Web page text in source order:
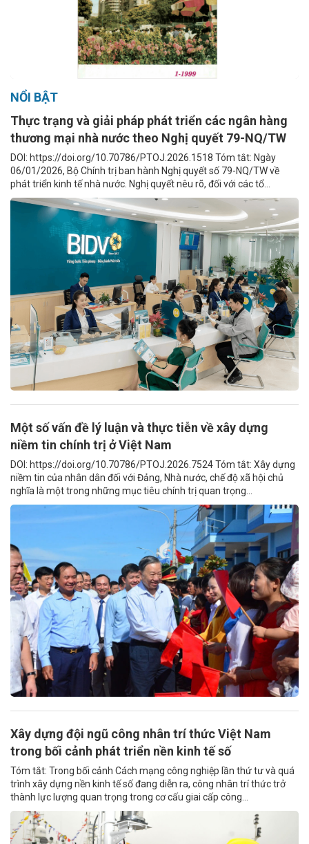
NỔI BẬT
Thực trạng và giải pháp phát triển các ngân hàng
thương mại nhà nước theo Nghị quyết 79-NQ/TW
DOI: https://doi.org/10.70786/PTOJ.2026.1518 Tóm tắt: Ngày
06/01/2026, Bộ Chính trị ban hành Nghị quyết số 79-NQ/TW về
phát triển kinh tế nhà nước. Nghị quyết nêu rõ, đối với các tổ...
Một số vấn đề lý luận và thực tiễn về xây dựng
niềm tin chính trị ở Việt Nam
DOI: https://doi.org/10.70786/PTOJ.2026.7524 Tóm tắt: Xây dựng
niềm tin của nhân dân đối với Đảng, Nhà nước, chế độ xã hội chủ
nghĩa là một trong những mục tiêu chính trị quan trọng...
Xây dựng đội ngũ công nhân trí thức Việt Nam
trong bối cảnh phát triển nền kinh tế số
Tóm tắt: Trong bối cảnh Cách mạng công nghiệp lần thứ tư và quá
trình xây dựng nền kinh tế số đang diễn ra, công nhân trí thức trở
thành lực lượng quan trọng trong cơ cấu giai cấp công...